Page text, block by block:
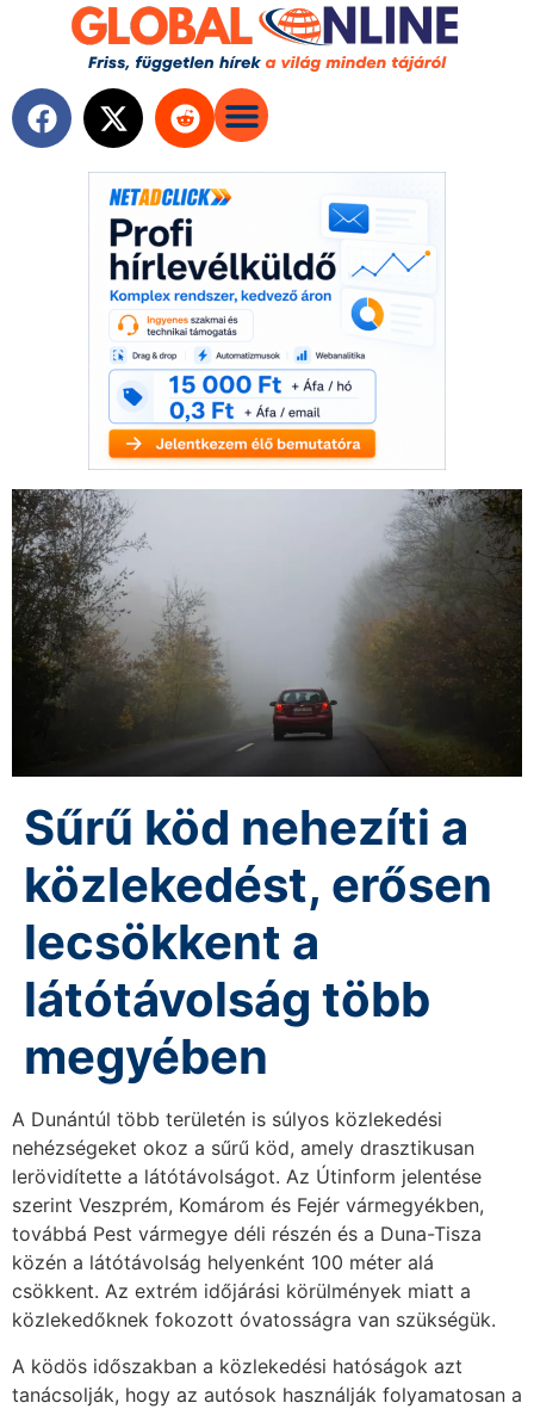
Sűrű köd nehezíti a
közlekedést, erősen
lecsökkent a
látótávolság több
megyében
A Dunántúl több területén is súlyos közlekedési
nehézségeket okoz a sűrű köd, amely drasztikusan
lerövidítette a látótávolságot. Az Útinform jelentése
szerint Veszprém, Komárom és Fejér vármegyékben,
továbbá Pest vármegye déli részén és a Duna-Tisza
közén a látótávolság helyenként 100 méter alá
csökkent. Az extrém időjárási körülmények miatt a
közlekedőknek fokozott óvatosságra van szükségük.
A ködös időszakban a közlekedési hatóságok azt
tanácsolják, hogy az autósok használják folyamatosan a